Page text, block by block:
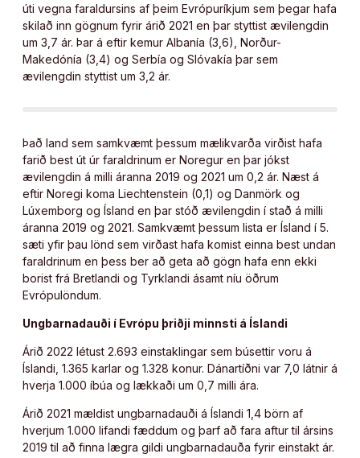
úti vegna faraldursins af þeim Evrópuríkjum sem þegar hafa
skilað inn gögnum fyrir árið 2021 en þar styttist ævilengdin
um 3,7 ár. Þar á eftir kemur Albanía (3,6), Norður-
Makedónía (3,4) og Serbía og Slóvakía þar sem
ævilengdin styttist um 3,2 ár.
Það land sem samkvæmt þessum mælikvarða virðist hafa
farið best út úr faraldrinum er Noregur en þar jókst
ævilengdin á milli áranna 2019 og 2021 um 0,2 ár. Næst á
eftir Noregi koma Liechtenstein (0,1) og Danmörk og
Lúxemborg og Ísland en þar stóð ævilengdin í stað á milli
áranna 2019 og 2021. Samkvæmt þessum lista er Ísland í 5.
sæti yfir þau lönd sem virðast hafa komist einna best undan
faraldrinum en þess ber að geta að gögn hafa enn ekki
borist frá Bretlandi og Tyrklandi ásamt níu öðrum
Evrópulöndum.
Ungbarnadauði í Evrópu þriðji minnsti á Íslandi
Árið 2022 létust 2.693 einstaklingar sem búsettir voru á
Íslandi, 1.365 karlar og 1.328 konur. Dánartíðni var 7,0 látnir á
hverja 1.000 íbúa og lækkaði um 0,7 milli ára.
Árið 2021 mældist ungbarnadauði á Íslandi 1,4 börn af
hverjum 1.000 lifandi fæddum og þarf að fara aftur til ársins
2019 til að finna lægra gildi ungbarnadauða fyrir einstakt ár.